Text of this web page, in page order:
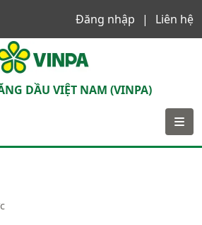
Đăng nhập
Liên hệ
DẦU VIỆT NAM (VINPA)